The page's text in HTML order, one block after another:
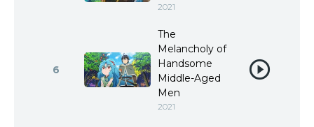
2021
6
The
Melancholy of
Handsome
Middle-Aged
Men
2021